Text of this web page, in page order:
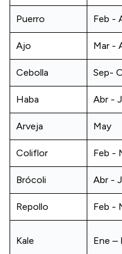
Puerro Feb -
Ajo Mar -
Cebolla Sep-
Haba Abr -
Arveja May
Coliflor Feb -
Brócoli Abr -
Repollo Feb -
Kale Ene –